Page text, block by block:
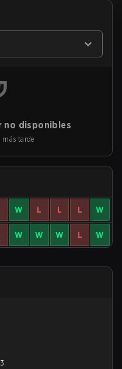
no disponibles
más tarde
W L L L W
W W W L W